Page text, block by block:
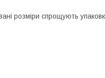
розміри спрощують